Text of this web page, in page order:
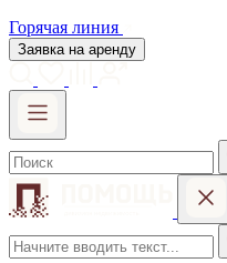
Горячая линия
Заявка на аренду